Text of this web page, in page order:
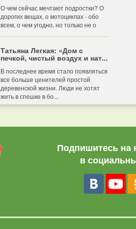
О чем сейчас мечтают подростки? О
дорогих вещах, о мотоциклах - обо
всем, о чем угодно, но только не о
Татьяна Легкая: «Дом с
печкой, чистый воздух и нат...
В последнее время стало появляться
все больше ценителей простой
деревенской жизни. Люди не хотят
жить в спешке в бо...
Подпишитесь на
в